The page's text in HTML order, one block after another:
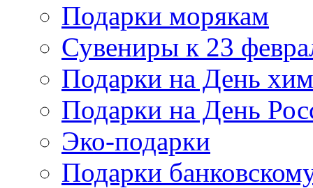
Подарки морякам
Сувениры к 23
Подарки на День
Подарки на День
Эко-подарки
Подарки